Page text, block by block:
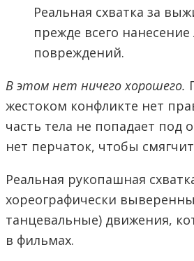
Реальная схватка за
прежде всего
повреждений.
В этом нет ничего хорошего.
жестоком конфликте нет
часть тела не попадает под
нет перчаток, чтобы
Реальная рукопашная
хореографически
танцевальные) движения,
в фильмах.